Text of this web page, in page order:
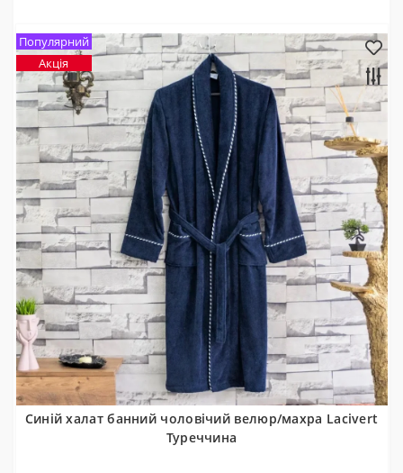
Популярний
Акція
Синій халат банний чоловічий велюр/махра Lacivert
Туреччина